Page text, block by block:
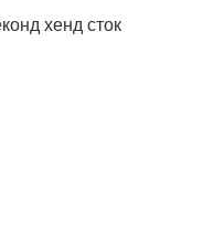
хенд сток